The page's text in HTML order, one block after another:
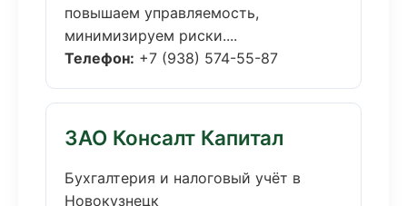
повышаем управляемость,
минимизируем риски....
Телефон: +7 (938) 574-55-87
ЗАО Консалт Капитал
Бухгалтерия и налоговый учёт в
Новокузнецк